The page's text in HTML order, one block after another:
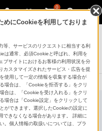
0
ーシステム
めにCookieを利用しておりま
等、サービスのリクエストに相当する利
は通常、必須Cookieと呼ばれ、利用を
ブサイトにおけるお客様の利用状況を分
カスタマイズされたサービス・広告を提
使用して一定の情報を収集する場合が
場合は、「Cookieを拒否する」をクリ
合は、「Cookieを受け入れる」をクリ
場合は「Cookie設定」をクリックして
ができます。選択したCookieの設定に
できなくなる場合があります。 詳細に
。個人情報の取扱いについては、プラ